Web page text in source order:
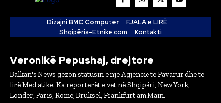
Dizajni:BMC Computer
FJALA e LIRË
Shqipëria-Etnike.com
Kontakti
Veronikë Pepushaj, drejtore
Balkan's News gëzon statusin e një Agjencie të Pavarur dhe të
lirë Mediatike. Ka reporterët e vet në Shqipëri, New York,
Londër, Paris, Romë, Bruksel, Frankfurt am Main.